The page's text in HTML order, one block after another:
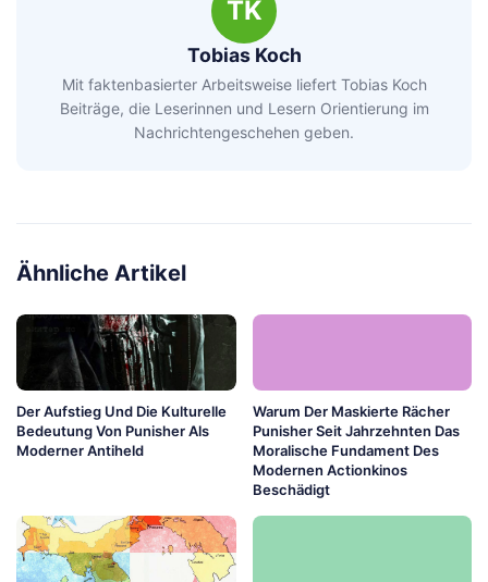
TK
Tobias Koch
Mit faktenbasierter Arbeitsweise liefert Tobias Koch
Beiträge, die Leserinnen und Lesern Orientierung im
Nachrichtengeschehen geben.
Ähnliche Artikel
Der Aufstieg Und Die Kulturelle
Bedeutung Von Punisher Als
Moderner Antiheld
Warum Der Maskierte Rächer
Punisher Seit Jahrzehnten Das
Moralische Fundament Des
Modernen Actionkinos
Beschädigt